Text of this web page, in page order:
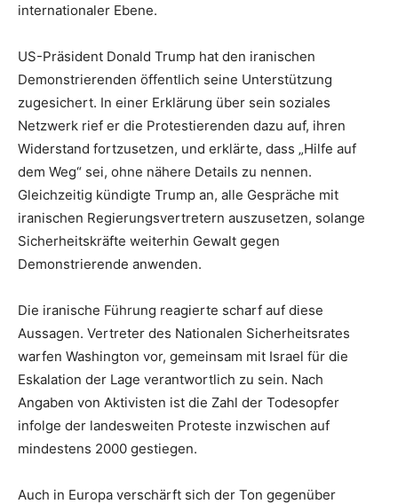
internationaler Ebene.
US-Präsident Donald Trump hat den iranischen
Demonstrierenden öffentlich seine Unterstützung
zugesichert. In einer Erklärung über sein soziales
Netzwerk rief er die Protestierenden dazu auf, ihren
Widerstand fortzusetzen, und erklärte, dass „Hilfe auf
dem Weg“ sei, ohne nähere Details zu nennen.
Gleichzeitig kündigte Trump an, alle Gespräche mit
iranischen Regierungsvertretern auszusetzen, solange
Sicherheitskräfte weiterhin Gewalt gegen
Demonstrierende anwenden.
Die iranische Führung reagierte scharf auf diese
Aussagen. Vertreter des Nationalen Sicherheitsrates
warfen Washington vor, gemeinsam mit Israel für die
Eskalation der Lage verantwortlich zu sein. Nach
Angaben von Aktivisten ist die Zahl der Todesopfer
infolge der landesweiten Proteste inzwischen auf
mindestens 2000 gestiegen.
Auch in Europa verschärft sich der Ton gegenüber